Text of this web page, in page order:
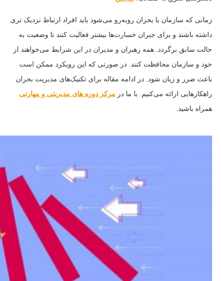
زمانی که سازمان با بحران روبه‌رو می‌شود باید افراد ارتباط نزدیک تری
داشته باشند و برای جبران خسارت‌ها بیشتر فعالیت کنند تا وضعیت به
حالت سابق برگردد. همه رهبران و مدیران در این شرایط می‌خواهند از
خود و سازمان محافظت کنند. در صورتی که این رویکرد ممکن است
باعث ضرر و زیان شود. در ادامه مقاله برای تکنیک‌های مدیریت بحران
راهکارهایی ارائه می‌کنیم. با ما در مرکز دوره های مدیریتی و مهارتی
همراه باشید.